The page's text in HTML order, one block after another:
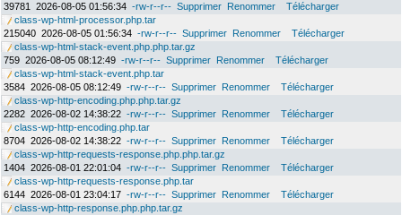
39781
2026-08-05 01:56:34 -rw-r--r-- Supprimer Renommer
Télécharger
class-wp-html-processor.php.tar
215040 2026-08-05 01:56:34 -rw-r--r-- Supprimer Renommer
Télécharger
class-wp-html-stack-event.php.php.tar.gz
759 2026-08-05 08:12:49 -rw-r--r-- Supprimer Renommer
Télécharger
class-wp-html-stack-event.php.tar
3584 2026-08-05 08:12:49 -rw-r--r-- Supprimer Renommer
Télécharger
class-wp-http-encoding.php.php.tar.gz
2282 2026-08-02 14:38:22 -rw-r--r-- Supprimer Renommer
Télécharger
class-wp-http-encoding.php.tar
8704 2026-08-02 14:38:22 -rw-r--r-- Supprimer Renommer
Télécharger
class-wp-http-requests-response.php.php.tar.gz
1404 2026-08-01 22:01:04 -rw-r--r-- Supprimer Renommer
Télécharger
class-wp-http-requests-response.php.tar
6144 2026-08-01 23:04:17 -rw-r--r-- Supprimer Renommer
Télécharger
class-wp-http-response.php.php.tar.gz